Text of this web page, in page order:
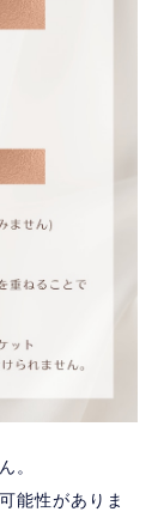
。
能性がありま